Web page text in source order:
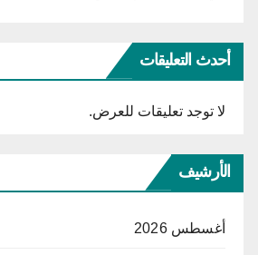
أحدث التعليقات
لا توجد تعليقات للعرض.
الأرشيف
أغسطس 2026